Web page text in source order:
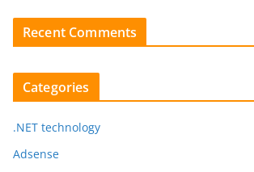
Recent Comments
Categories
.NET technology
Adsense